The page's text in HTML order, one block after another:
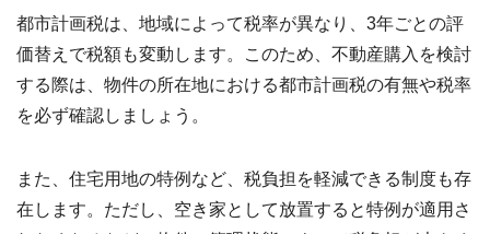
都市計画税は、地域によって税率が異なり、3年ごとの評
価替えで税額も変動します。このため、不動産購入を検討
する際は、物件の所在地における都市計画税の有無や税率
を必ず確認しましょう。
また、住宅用地の特例など、税負担を軽減できる制度も存
在します。ただし、空き家として放置すると特例が適用さ